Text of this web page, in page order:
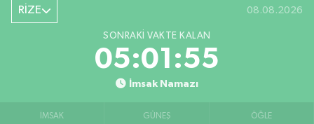
RİZE 08.08.2026
SONRAKI VAKTE KALAN
05:01:55
İmsak Namazı
İMSAK GÜNEŞ ÖĞLE